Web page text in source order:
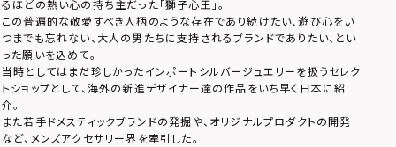
るほどの熱い心の持ち主だった「獅子心王」。
この普遍的な敬愛すべき人柄のような存在であり続けたい、遊び心をい
つまでも忘れない、大人の男たちに支持されるブランドでありたい、とい
った願いを込めて。
当時としてはまだ珍しかったインポートシルバージュエリーを扱うセレク
トショップとして、海外の新進デザイナー達の作品をいち早く日本に紹
介。
また若手ドメスティックブランドの発掘や、オリジナルプロダクトの開発
など、メンズアクセサリー界を牽引した。